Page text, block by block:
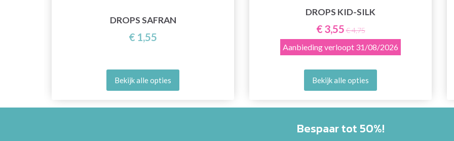
DROPS SAFRAN
€ 1,55
Bekijk alle opties
DROPS KID-SILK
€ 3,55 € 4,75
Aanbieding verloopt 31/08/2026
Bekijk alle opties
Bespaar tot 50%!